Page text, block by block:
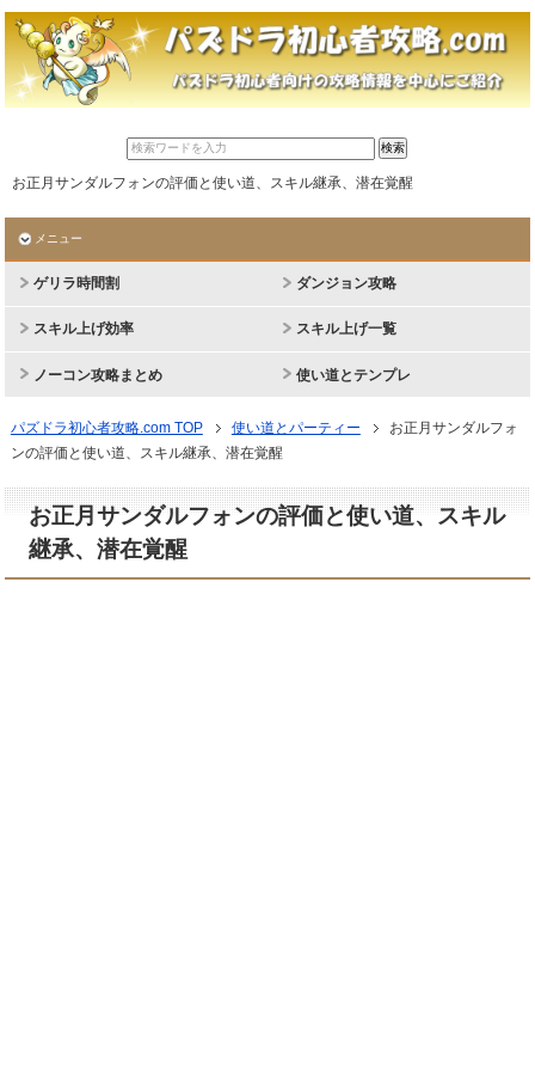
お正月サンダルフォンの評価と使い道、スキル継承、潜在覚醒
メニュー
ゲリラ時間割 ダンジョン攻略
スキル上げ効率 スキル上げ一覧
ノーコン攻略まとめ 使い道とテンプレ
パズドラ初心者攻略.com TOP 使い道とパーティー
お正月サンダルフォ
ンの評価と使い道、スキル継承、潜在覚醒
お正月サンダルフォンの評価と使い道、スキル
継承、潜在覚醒